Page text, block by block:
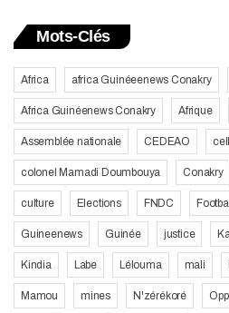
Mots-Clés
Africa africa Guinéeenews Conakry
Africa Guinéenews Conakry Afrique
Assemblée nationale CEDEAO
colonel Mamadi Doumbouya Conakry
culture Elections FNDC
Guineenews Guinée justice
Kindia Labe Lélouma mali
Mamou mines N'zérékoré